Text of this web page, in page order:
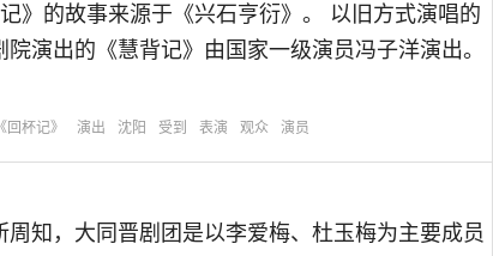
》的故事来源于《兴石亨衍》。 以旧方式演唱的
演出的《慧背记》由国家一级演员冯子洋演出。
《回杯记》 演出 沈阳 受到 表演 观众 演员
知，大同晋剧团是以李爱梅、杜玉梅为主要成员